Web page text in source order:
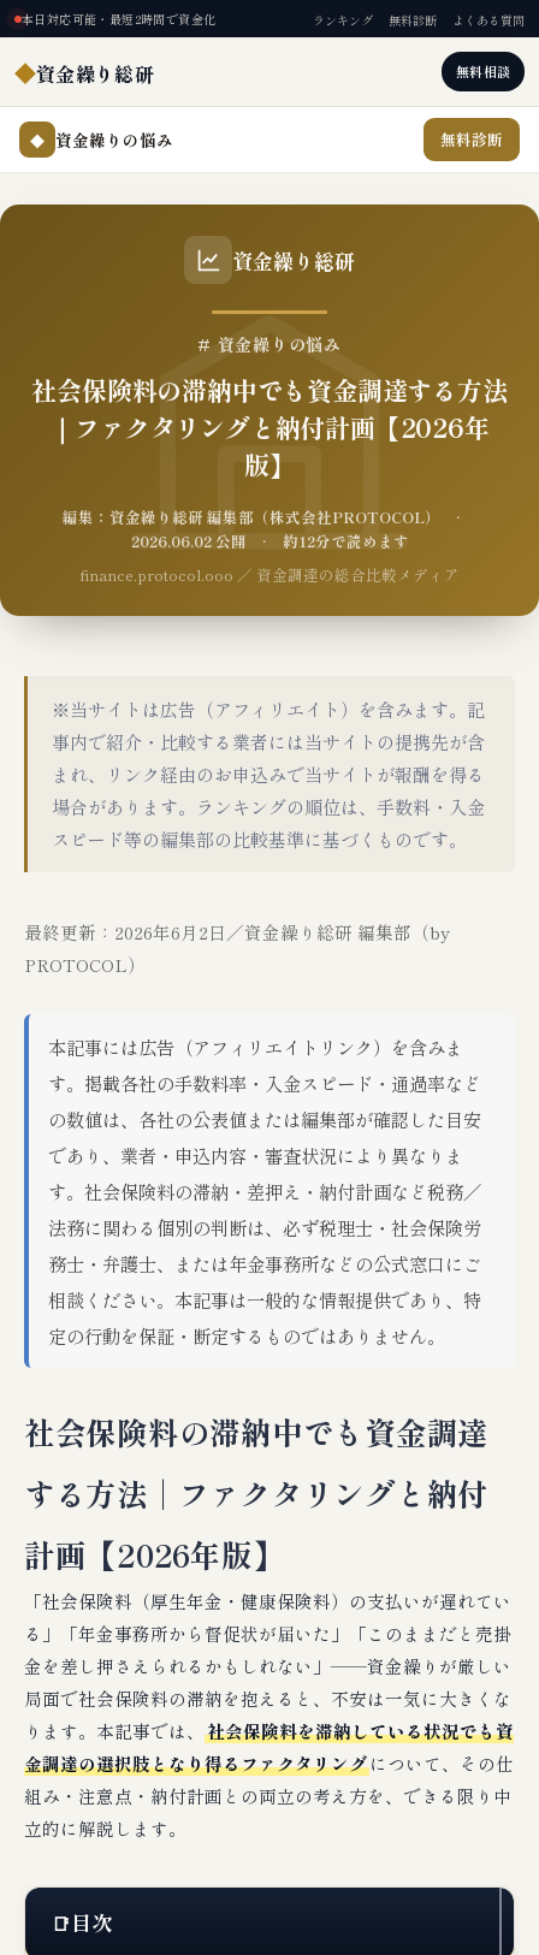
本日対応可能・最短2時間で資金化 ランキング 無料診断 よくある質問
◆資金繰り総研 無料相談
◆ 資金繰りの悩み 無料診断
資金繰り総研
# 資金繰りの悩み
社会保険料の滞納中でも資金調達する方法
｜ファクタリングと納付計画【2026年
版】
編集：資金繰り総研 編集部（株式会社PROTOCOL） ·
2026.06.02 公開 · 約12分で読めます
finance.protocol.ooo ／ 資金調達の総合比較メディア
※当サイトは広告（アフィリエイト）を含みます。記
事内で紹介・比較する業者には当サイトの提携先が含
まれ、リンク経由のお申込みで当サイトが報酬を得る
場合があります。ランキングの順位は、手数料・入金
スピード等の編集部の比較基準に基づくものです。
最終更新：2026年6月2日／資金繰り総研 編集部（by
PROTOCOL）
本記事には広告（アフィリエイトリンク）を含みま
す。掲載各社の手数料率・入金スピード・通過率など
の数値は、各社の公表値または編集部が確認した目安
であり、業者・申込内容・審査状況により異なりま
す。社会保険料の滞納・差押え・納付計画など税務／
法務に関わる個別の判断は、必ず税理士・社会保険労
務士・弁護士、または年金事務所などの公式窓口にご
相談ください。本記事は一般的な情報提供であり、特
定の行動を保証・断定するものではありません。
社会保険料の滞納中でも資金調達
する方法｜ファクタリングと納付
計画【2026年版】
「社会保険料（厚生年金・健康保険料）の支払いが遅れてい
る」「年金事務所から督促状が届いた」「このままだと売掛
金を差し押さえられるかもしれない」——資金繰りが厳しい
局面で社会保険料の滞納を抱えると、不安は一気に大きくな
ります。本記事では、 社会保険料を滞納している状況でも資
金調達の選択肢となり得るファクタリングについて、その仕
組み・注意点・納付計画との両立の考え方を、できる限り中
立的に解説します。
目次